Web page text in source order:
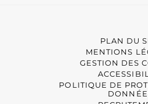
PLAN DU
MENTIONS
GESTION DES
POLITIQUE DE